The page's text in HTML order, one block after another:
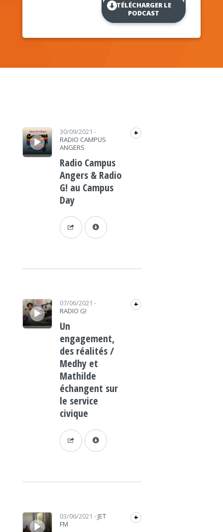
TÉLÉCHARGER LE
PODCAST
Lecteur audio 30/09/2021 -
RADIO CAMPUS
ANGERS
+
Radio Campus
Angers & Radio
G! au Campus
Day
Lecteur audio 07/06/2021 -
RADIO G!
+
Un
engagement,
des réalités /
Medhy et
Mathilde
échangent sur
le service
civique
Lecteur audio 03/06/2021 - JET
FM
+